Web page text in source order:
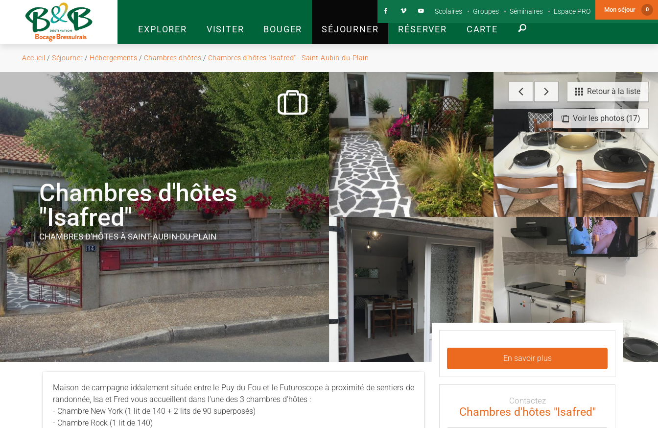
EXPLORER VISITER BOUGER SÉJOURNER RÉSERVER CARTE
Scolaires Groupes Séminaires Espace PRO Mon séjour 0
Accueil / Séjourner / Hébergements / Chambres dhôtes / Chambres d'hôtes "Isafred" - Saint-Aubin-du-Plain
Voir les photos (17)
Retour à la liste
Chambres d'hôtes
"Isafred"
CHAMBRES D'HÔTESÀ SAINT-AUBIN-DU-PLAIN
Maison de campagne idéalement située entre le Puy du Fou et le Futuroscope à proximité de sentiers de
randonnée, Isa et Fred vous accueillent dans l'une des 3 chambres d'hôtes :
- Chambre New York (1 lit de 140 + 2 lits de 90 superposés)
- Chambre Rock (1 lit de 140)
En savoir plus
Contactez
Chambres d'hôtes "Isafred"